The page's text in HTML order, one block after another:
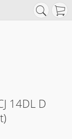
14DL D